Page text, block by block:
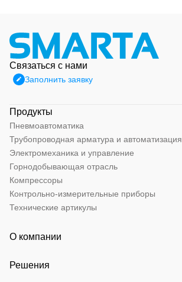
Связаться с нами
Заполнить заявку
Продукты
Пневмоавтоматика
Трубопроводная арматура и автоматизация
Электромеханика и управление
Горнодобывающая отрасль
Компрессоры
Контрольно-измерительные приборы
Технические артикулы
О компании
Решения